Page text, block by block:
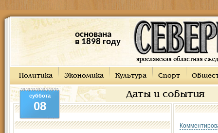
основана
в 1898 году
Политика Экономика Культура Спорт
Даты и события
суббота
08